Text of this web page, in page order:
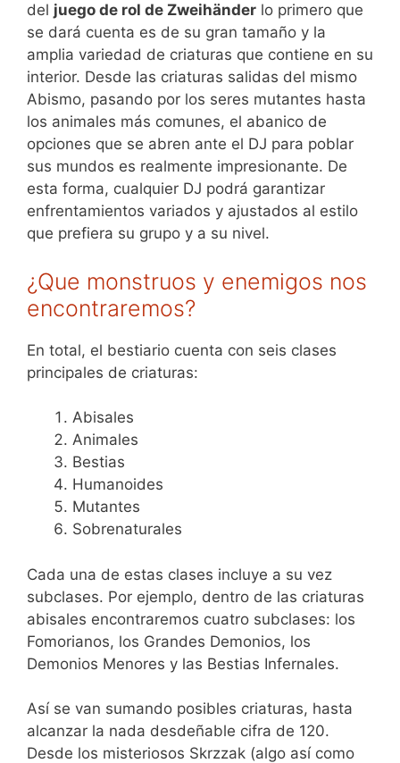
del juego de rol de Zweihänder lo primero que
se dará cuenta es de su gran tamaño y la
amplia variedad de criaturas que contiene en su
interior. Desde las criaturas salidas del mismo
Abismo, pasando por los seres mutantes hasta
los animales más comunes, el abanico de
opciones que se abren ante el DJ para poblar
sus mundos es realmente impresionante. De
esta forma, cualquier DJ podrá garantizar
enfrentamientos variados y ajustados al estilo
que prefiera su grupo y a su nivel.
¿Que monstruos y enemigos nos
encontraremos?
En total, el bestiario cuenta con seis clases
principales de criaturas:
Abisales
Animales
Bestias
Humanoides
Mutantes
Sobrenaturales
Cada una de estas clases incluye a su vez
subclases. Por ejemplo, dentro de las criaturas
abisales encontraremos cuatro subclases: los
Fomorianos, los Grandes Demonios, los
Demonios Menores y las Bestias Infernales.
Así se van sumando posibles criaturas, hasta
alcanzar la nada desdeñable cifra de 120.
Desde los misteriosos Skrzzak (algo así como